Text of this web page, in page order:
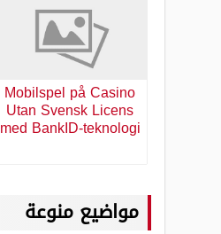
Mobilspel på Casino
Utan Svensk Licens
med BankID-teknologi
مواضيع منوعة